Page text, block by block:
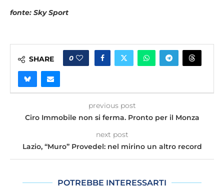
fonte: Sky Sport
SHARE 0
previous post
Ciro Immobile non si ferma. Pronto per il Monza
next post
Lazio, “Muro” Provedel: nel mirino un altro record
POTREBBE INTERESSARTI